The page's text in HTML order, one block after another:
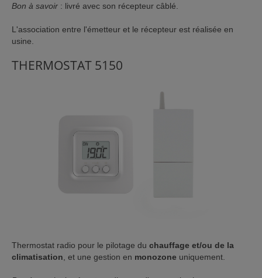
Bon à savoir : livré avec son récepteur câblé.
L'association entre l'émetteur et le récepteur est réalisée en
usine.
THERMOSTAT 5150
Thermostat radio pour le pilotage du chauffage et/ou de la
climatisation , et une gestion en monozone uniquement.